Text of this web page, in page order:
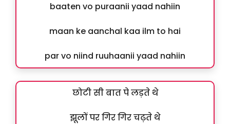
baaten vo puraanii yaad nahiin
maan ke aanchal kaa ilm to hai
par vo niind ruuhaanii yaad nahiin
छोटी सी बात पे लड़ते थे
झूलों पर गिर गिर चढ़ते थे